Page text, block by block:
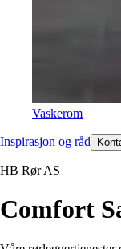
Vaskerom
Inspirasjon og råd
HB Rør AS
Comfort